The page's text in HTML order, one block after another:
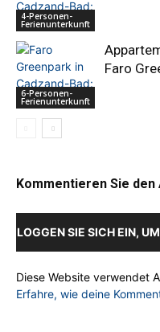
4-Personen-
Ferienunterkunft
6-Personen-
Ferienunterkunft
Faro
Kommentieren Sie
LOGGEN SIE SICH EIN,
Diese Website verwendet
Erfahre, wie deine